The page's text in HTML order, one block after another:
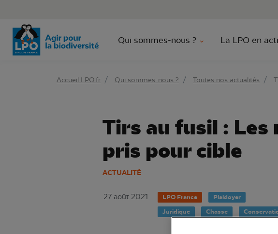
Qui sommes-nous ? La LPO en
Accueil LPO.fr Qui sommes-nous ? Toutes nos actualités
Tirs au fusil : Les
pris pour cible
ACTUALITÉ
27 août 2021 LPO France
Plaidoyer
Juridique
Chasse